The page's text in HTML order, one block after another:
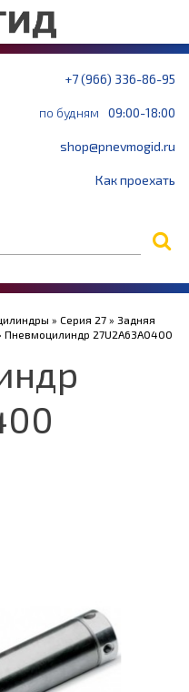
+7 (966) 336-86-95
по будням 09:00-18:00
shop@pnevmogid.ru
Как проехать
» Серия 27 » Задняя
Пневмоцилиндр 27U2A63A0400